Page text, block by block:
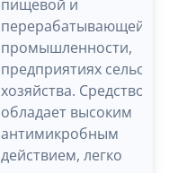
пищевой и
перерабатывающей
промышленности,
предприятиях
хозяйства. Средство
обладает высоким
антимикробным
действием, легко